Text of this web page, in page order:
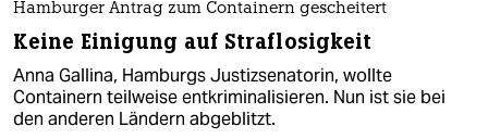
Hamburger Antrag zum Containern gescheitert
Keine Einigung auf Straflosigkeit
Anna Gallina, Hamburgs Justizsenatorin, wollte
Containern teilweise entkriminalisieren. Nun ist sie bei
den anderen Ländern abgeblitzt.